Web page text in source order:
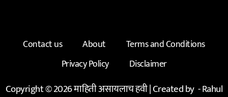
Contact us About
Terms and Conditions
Privacy Policy
Disclaimer
Copyright © 2026 माहिती असायलाच हवी | Created by -Rahul